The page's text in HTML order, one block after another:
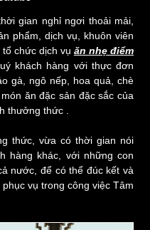
gian nghỉ ngơi thoải mải,
phẩm, dịch vụ, khuôn viên
chức dịch vụ ăn nhẹ điểm
khách hàng với thực đơn
gà, ngô nếp, hoa quả, chè
ăn đặc sản đặc sắc của
thưởng thức .
vừa có thời gian nói
hàng khác, với những con
nước, để có thể đúc kết và
vụ trong công việc Tâm